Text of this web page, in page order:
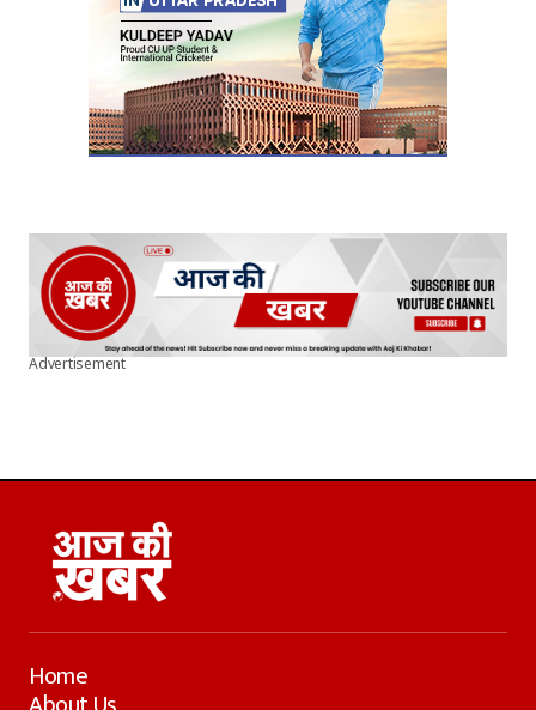
Advertisement
Home